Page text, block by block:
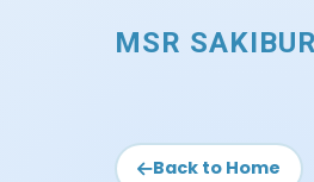
MSR SAKIBUR
Back to Home